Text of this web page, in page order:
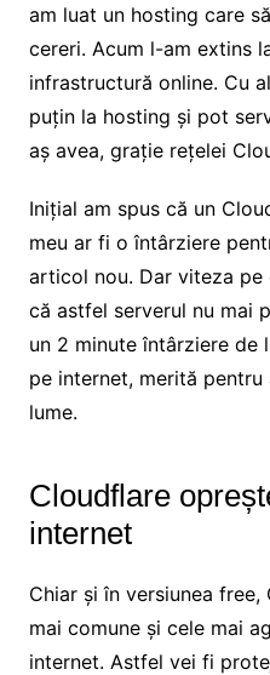
am luat un hosting care
cereri. Acum l-am extins
infrastructură online. Cu
puțin la hosting și pot
aș avea, grație rețelei
Inițial am spus că un
meu ar fi o întârziere
articol nou. Dar viteza
că astfel serverul nu mai
un 2 minute întârziere
pe internet, merită
lume.
Cloudflare
internet
Chiar și în versiunea
mai comune și cele mai
internet. Astfel vei fi